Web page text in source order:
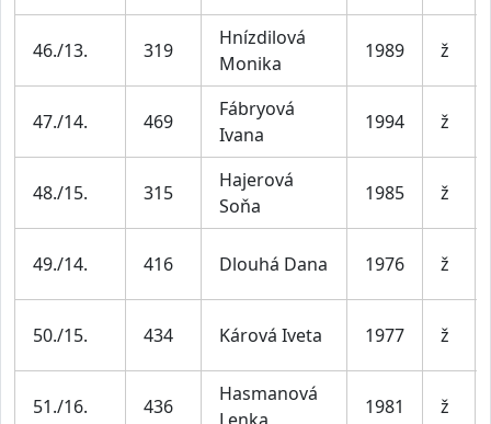
46./13. 319
Hnízdilová
Monika
1989 ž
47./14. 469
Fábryová
Ivana
1994 ž
48./15. 315
Hajerová
Soňa
1985 ž
49./14. 416 Dlouhá Dana 1976 ž
50./15. 434 Kárová Iveta 1977 ž
51./16. 436
Hasmanová
1981 ž